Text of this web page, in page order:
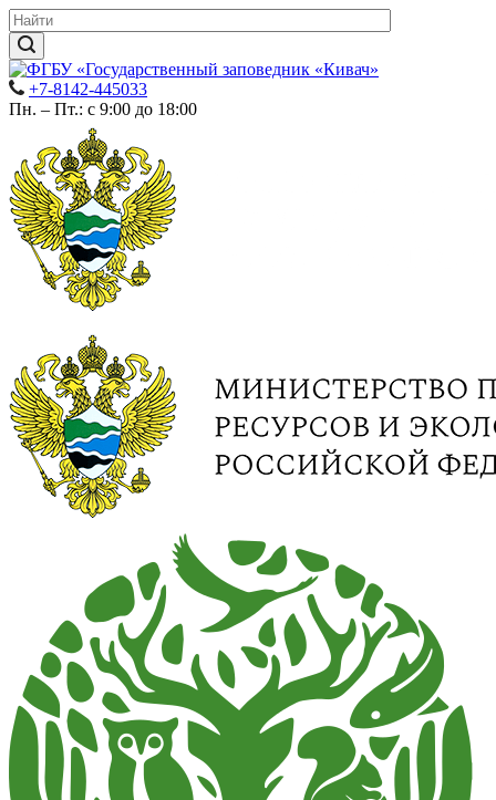
+7-8142-445033
Пн. – Пт.: с 9:00 до 18:00